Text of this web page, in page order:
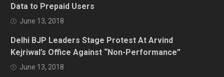
Data to Prepaid Users
June 13, 2018
Delhi BJP Leaders Stage Protest At Arvind
Kejriwal’s Office Against “Non-Performance”
June 13, 2018